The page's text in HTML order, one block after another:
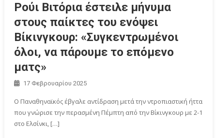
Ρούι Βιτόρια έστειλε μήνυμα
στους παίκτες του ενόψει
Βίκινγκουρ: «Συγκεντρωμένοι
όλοι, να πάρουμε το επόμενο
ματς»
17 Φεβρουαρίου 2025
O Παναθηναϊκός έβγαλε αντίδραση μετά την ντροπιαστική ήττα
που γνώρισε την περασμένη Πέμπτη από την Βίκινγκουρ με 2-1
στο Ελσίνκι, […]